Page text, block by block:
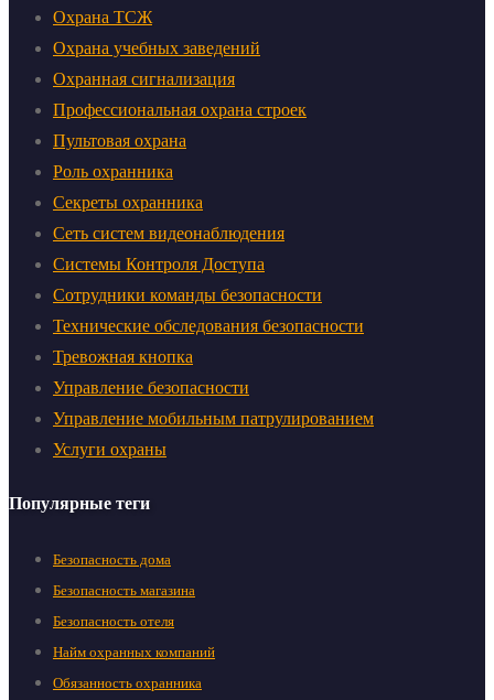
Охрана ТСЖ
Охрана учебных заведений
Охранная сигнализация
Профессиональная охрана строек
Пультовая охрана
Роль охранника
Секреты охранника
Сеть систем видеонаблюдения
Системы Контроля Доступа
Сотрудники команды безопасности
Технические обследования безопасности
Тревожная кнопка
Управление безопасности
Управление мобильным патрулированием
Услуги охраны
Популярные теги
Безопасность дома
Безопасность магазина
Безопасность отеля
Найм охранных компаний
Обязанность охранника